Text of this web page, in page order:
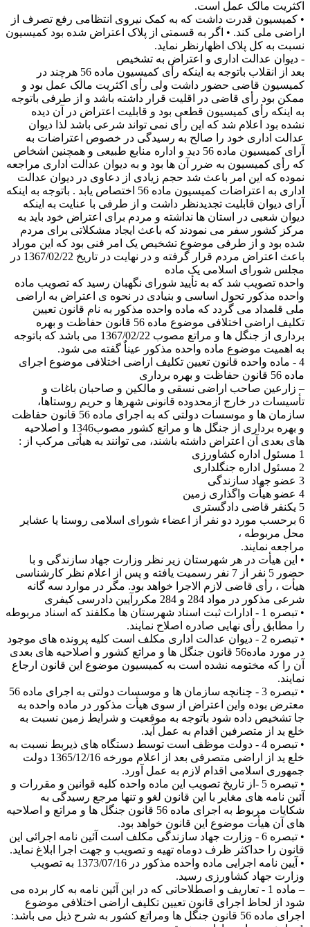
اکثریت مالک عمل است.
• کمیسیون قدرت داشت که به کمک نیروی انتظامی رفع تصرف از
اراضی ملی کند. • اگر به قسمتی از پلاک اعتراض شده بود کمیسیون
نسبت به کل پلاک اظهارنظر نماید.
- دیوان عدالت اداری و اعتراض به تشخیص
بعد از انقلاب باتوجه به اینکه رأی کمیسیون ماده 56 هرچند در
کمیسیون قاضی حضور داشت ولی رأی اکثریت مالک عمل بود و
ممکن بود رأی قاضی در اقلیت قرار داشته باشد و از طرفی باتوجه
به اینکه رأی کمیسیون قطعی بود و قابلیت اعتراض در آن دیده
نشده بود اعلام شد که این رأی نمی تواند شرعی باشد لذا دیوان
عدالت اداری خود را صالح به رسیدگی در خصوص اعتراضات به
آرای کمیسیون ماده 56 دید و اداره منابع طبیعی و همچنین اشخاص
که رأی کمیسیون به ضرر آن ها بود و به دیوان عدالت اداری مراجعه
نموده که این امر باعث شد حجم زیادی از دعاوی در دیوان عدالت
اداری به اعتراضات کمیسیون ماده 56 اختصاص یابد . باتوجه به اینکه
آرای دیوان قابلیت تجدیدنظر داشت و از طرفی با عنایت به اینکه
دیوان شعبی در استان ها نداشته و مردم برای اعتراض خود باید به
مرکز کشور سفر می نمودند که باعث ایجاد مشکلاتی برای مردم
شده بود و از طرفی موضوع تشخیص یک امر فنی بود که این موراد
باعث اعتراض مردم قرار گرفته و در نهایت در تاریخ 1367/02/22 در
مجلس شورای اسلامی یک ماده
واحده تصویب شد که به تأیید شورای نگهبان رسید که تصویب ماده
واحده مذکور تحول اساسی و بنیادی در نحوه ی اعتراض به اراضی
ملی قلمداد می گردد که ماده واحده مذکور به نام قانون تعیین
تکلیف اراضی اختلافی موضوع ماده 56 قانون حفاظت و بهره
برداری از جنگل ها و مراتع مصوب 1367/02/22 می باشد که باتوجه
به اهمیت موضوع ماده واحده مذکور عیناٌ گفته می شود.
4 - ماده واحده قانون تعیین تکلیف اراضی اختلافی موضوع اجرای
ماده 56 قانون حفاظت و بهره برداری
– زارعین صاحب اراضی نسقی و مالکین و صاحبان باغات و
تأسیسات در خارج ازمحدوده قانونی شهرها و حریم روستاها،
سازمان ها و موسسات دولتی که به اجرای ماده 56 قانون حفاظت
و بهره برداری از جنگل ها و مراتع کشور مصوب1346 و اصلاحیه
های بعدی آن اعتراض داشته باشند، می توانند به هیأتی مرکب از :
1 مسئول اداره کشاورزی
2 مسئول اداره جنگلداری
3 عضو جهاد سازندگی
4 عضو هیأت واگذاری زمین
5 یکنفر قاضی دادگستری
6 برحسب مورد دو نفر از اعضاء شورای اسلامی روستا یا عشایر
محل مربوطه ،
مراجعه نمایند.
• این هیأت در هر شهرستان زیر نظر وزارت جهاد سازندگی و با
حضور 5 نفر از 7 نفر رسمیت یافته و پس از اعلام نظر کارشناسی
هیأت ، رأی قاضی لازم الاجرا خواهد بود. مگر در موارد سه گانه
شرعی مذکور در مواد 284 و 284 مکررآیین دادرسی کیفری
• تبصره 1 - ادارات ثبت اسناد شهرستان ها مکلفند که اسناد مربوطه
را مطابق رأی نهایی صادره اصلاح نمایند.
• تبصره 2 - دیوان عدالت اداری مکلف است کلیه پرونده های موجود
در مورد ماده56 قانون جنگل ها و مراتع کشور و اصلاحیه های بعدی
آن را که مختومه نشده است به کمیسیون موضوع این قانون ارجاع
نمایند.
• تبصره 3 - چنانچه سازمان ها و موسسات دولتی به اجرای ماده 56
معترض بوده واین اعتراض از سوی هیأت مذکور در ماده واحده به
جا تشخیص داده شود باتوجه به موقعیت و شرایط زمین نسبت به
خلع ید از متصرفین اقدام به عمل آید.
• تبصره 4 - دولت موظف است توسط دستگاه های ذیربط نسبت به
خلع ید از اراضی متصرفی بعد از اعلام مورخه 1365/12/16 دولت
جمهوری اسلامی اقدام لازم به عمل آورد.
• تبصره 5 -از تاریخ تصویب این ماده واحده کلیه قوانین و مقررات و
آئین نامه های مغایر با این قانون لغو و تنها مرجع رسیدگی به
شکایات مربوط به اجرای ماده 56 قانون جنگل ها و مراتع و اصلاحیه
های آن هیأت موضوع این قانون خواهد بود.
• تبصره 6 - وزارت جهاد سازندگی مکلف است آئین نامه اجرائی این
قانون را حداکثر ظرف دوماه تهیه و تصویب و جهت اجرا ابلاغ نماید.
• آیین نامه اجرایی ماده واحده مذکور در 1373/07/16 به تصویب
وزارت جهاد کشاورزی رسید.
– ماده 1 - تعاریف و اصطلاحاتی که در این آئین نامه به کار برده می
شود از لحاظ اجرای قانون تعیین تکلیف اراضی اختلافی موضوع
اجرای ماده 56 قانون جنگل ها ومراتع کشور به شرح ذیل می باشد: